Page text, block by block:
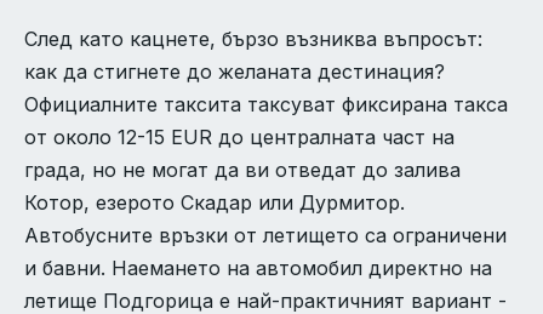
След като кацнете, бързо възниква въпросът:
как да стигнете до желаната дестинация?
Официалните таксита таксуват фиксирана такса
от около 12-15 EUR до централната част на
града, но не могат да ви отведат до залива
Котор, езерото Скадар или Дурмитор.
Автобусните връзки от летището са ограничени
и бавни. Наемането на автомобил директно на
летище Подгорица е най-практичният вариант -